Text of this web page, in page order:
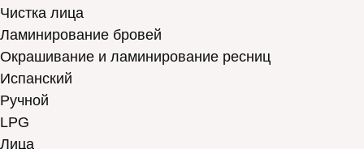
Чистка лица
Ламинирование бровей
Окрашивание и ламинирование ресниц
Испанский
Ручной
LPG
Лица